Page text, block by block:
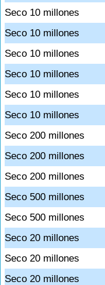
Seco 10 millones
Seco 10 millones
Seco 10 millones
Seco 10 millones
Seco 10 millones
Seco 10 millones
Seco 200 millones
Seco 200 millones
Seco 200 millones
Seco 500 millones
Seco 500 millones
Seco 20 millones
Seco 20 millones
Seco 20 millones